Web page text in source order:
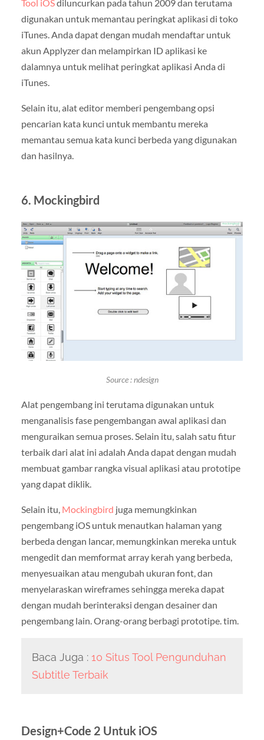
Tool iOSdiluncurkan pada tahun 2009 dan terutama
digunakan untuk memantau peringkat aplikasi di toko
iTunes. Anda dapat dengan mudah mendaftar untuk
akun Applyzer dan melampirkan ID aplikasi ke
dalamnya untuk melihat peringkat aplikasi Anda di
iTunes.
Selain itu, alat editor memberi pengembang opsi
pencarian kata kunci untuk membantu mereka
memantau semua kata kunci berbeda yang digunakan
dan hasilnya.
6. Mockingbird
Source : ndesign
Alat pengembang ini terutama digunakan untuk
menganalisis fase pengembangan awal aplikasi dan
menguraikan semua proses. Selain itu, salah satu fitur
terbaik dari alat ini adalah Anda dapat dengan mudah
membuat gambar rangka visual aplikasi atau prototipe
yang dapat diklik.
Selain itu, Mockingbird juga memungkinkan
pengembang iOS untuk menautkan halaman yang
berbeda dengan lancar, memungkinkan mereka untuk
mengedit dan memformat array kerah yang berbeda,
menyesuaikan atau mengubah ukuran font, dan
menyelaraskan wireframes sehingga mereka dapat
dengan mudah berinteraksi dengan desainer dan
pengembang lain. Orang-orang berbagi prototipe. tim.
Baca Juga : 10 Situs Tool Pengunduhan
Subtitle Terbaik
Design+Code 2 Untuk iOS